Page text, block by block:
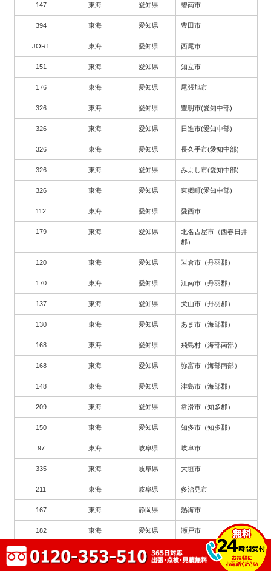
147 東海 愛知県 碧南市
394 東海 愛知県 豊田市
JOR1 東海 愛知県 西尾市
151 東海 愛知県 知立市
176 東海 愛知県 尾張旭市
326 東海 愛知県 豊明市(愛知中部)
326 東海 愛知県 日進市(愛知中部)
326 東海 愛知県 長久手市(愛知中部)
326 東海 愛知県 みよし市(愛知中部)
326 東海 愛知県 東郷町(愛知中部)
112 東海 愛知県 愛西市
179 東海 愛知県
北名古屋市（西春日井
郡）
120 東海 愛知県 岩倉市（丹羽郡）
170 東海 愛知県 江南市（丹羽郡）
137 東海 愛知県 犬山市（丹羽郡）
130 東海 愛知県 あま市（海部郡）
168 東海 愛知県 飛島村（海部南部）
168 東海 愛知県 弥富市（海部南部）
148 東海 愛知県 津島市（海部郡）
209 東海 愛知県 常滑市（知多郡）
150 東海 愛知県 知多市（知多郡）
97 東海 岐阜県 岐阜市
335 東海 岐阜県 大垣市
211 東海 岐阜県 多治見市
167 東海 静岡県 熱海市
182 東海 愛知県 瀬戸市
263 東海 愛知県 豊川市